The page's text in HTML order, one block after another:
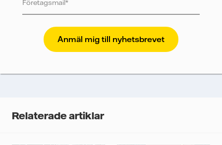
och annan relevant information.
Vattenfall skyddar och respekterar din integritet. För
att Vattenfalls storföretagsförsäljning ska kunna
skicka nyhetsbrevet till dig, behöver vi dina uppgifter.
analysera deras prestanda, inklusive
tredje part, och du kan när som helst återkalla ditt
Relaterade artiklar